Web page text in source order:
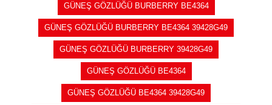
GÜNEŞ GÖZLÜĞÜ BURBERRY BE4364
GÜNEŞ GÖZLÜĞÜ BURBERRY BE4364 39428G49
GÜNEŞ GÖZLÜĞÜ BURBERRY 39428G49
GÜNEŞ GÖZLÜĞÜ BE4364
GÜNEŞ GÖZLÜĞÜ BE4364 39428G49